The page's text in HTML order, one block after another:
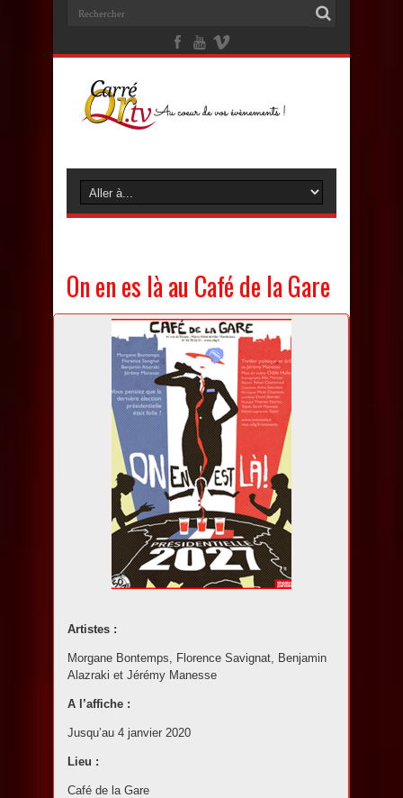
On en es là au Café de la Gare
Artistes :
Morgane Bontemps, Florence Savignat, Benjamin
Alazraki et Jérémy Manesse
A l’affiche :
Jusqu’au 4 janvier 2020
Lieu :
Café de la Gare